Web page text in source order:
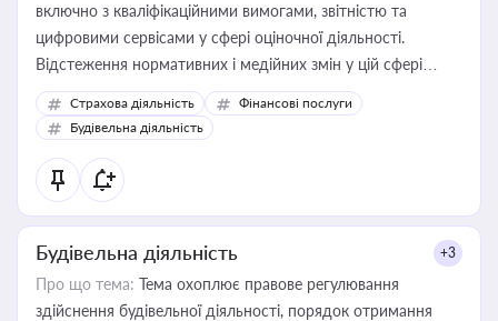
включно з кваліфікаційними вимогами, звітністю та
цифровими сервісами у сфері оціночної діяльності.
Відстеження нормативних і медійних змін у цій сфері
корисне для власника бізнесу, керівника, юриста або
бухгалтера під час оподаткування, приватизації, оренди
державного майна, корпоративних угод і перевірки
статусу суб'єктів оціночної діяльності
Страхова діяльність
Фінансові послуги
Будівельна діяльність
Будівельна діяльність +3
Про що тема: Тема охоплює правове регулювання
здійснення будівельної діяльності, порядок отримання